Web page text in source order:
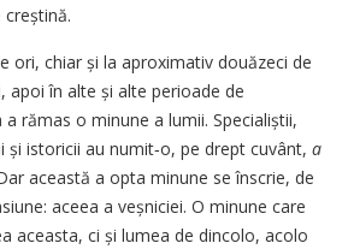
ori, chiar și la aproximativ douăzeci de
apoi în alte și alte perioade de
rămas o minune a lumii. Specialiștii,
și istoricii au numit‑o, pe drept cuvânt, a
această a opta minune se înscrie, de
aceea a veșniciei. O minune care
aceasta, ci și lumea de dincolo, acolo